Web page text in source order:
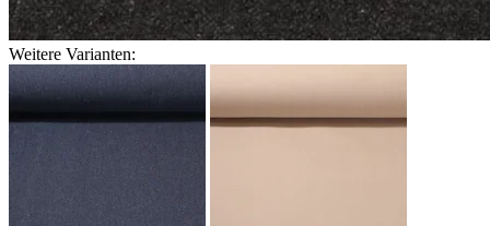
Weitere Varianten: